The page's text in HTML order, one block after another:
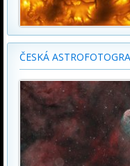
ČESKÁ